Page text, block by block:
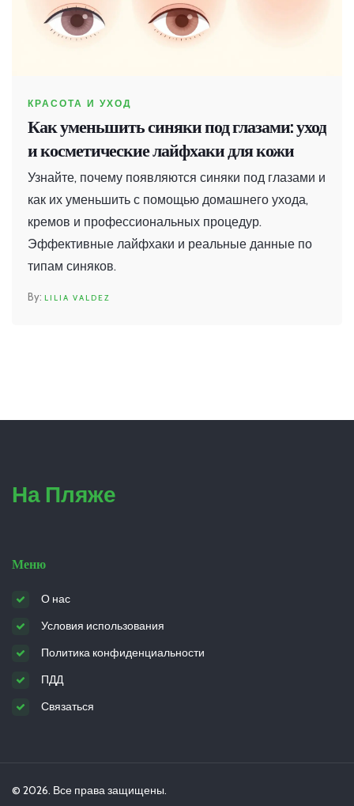
КРАСОТА И УХОД
Как уменьшить синяки под глазами: уход
и косметические лайфхаки для кожи
Узнайте, почему появляются синяки под глазами и
как их уменьшить с помощью домашнего ухода,
кремов и профессиональных процедур.
Эффективные лайфхаки и реальные данные по
типам синяков.
LILIA VALDEZ
На Пляже
Меню
О нас
Условия использования
Политика конфиденциальности
ПДД
Связаться
© 2026. Все права защищены.